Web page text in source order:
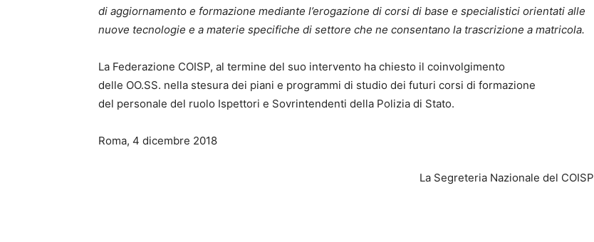
di aggiornamento e formazione mediante l’erogazione di corsi di base e specialistici orientati alle
nuove tecnologie e a materie specifiche di settore che ne consentano la trascrizione a matricola.
La Federazione COISP, al termine del suo intervento ha chiesto il coinvolgimento
delle OO.SS. nella stesura dei piani e programmi di studio dei futuri corsi di formazione
del personale del ruolo Ispettori e Sovrintendenti della Polizia di Stato.
Roma, 4 dicembre 2018
La Segreteria Nazionale del COISP